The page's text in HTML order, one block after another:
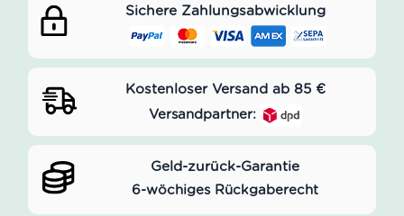
Sichere Zahlungsabwicklung
Kostenloser Versand ab 85 €
Versandpartner:
Geld-zurück-Garantie
6-wöchiges Rückgaberecht